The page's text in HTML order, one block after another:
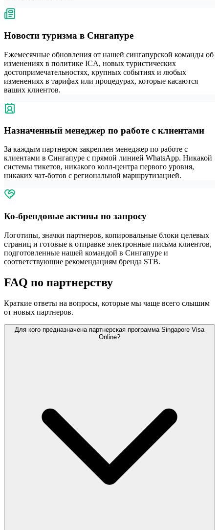
Новости туризма в Сингапуре
Ежемесячные обновления от нашей сингапурской команды об
изменениях в политике ICA, новых туристических
достопримечательностях, крупных событиях и любых
изменениях в тарифах или процедурах, которые касаются
ваших клиентов.
Назначенный менеджер по работе с клиентами
За каждым партнером закреплен менеджер по работе с
клиентами в Сингапуре с прямой линией WhatsApp. Никакой
системы тикетов, никакого колл-центра первого уровня,
никаких чат-ботов с региональной маршрутизацией.
Ко-брендовые активы по запросу
Логотипы, значки партнеров, копировальные блоки целевых
страниц и готовые к отправке электронные письма клиентов,
подготовленные нашей командой в Сингапуре и
соответствующие рекомендациям бренда STB.
FAQ по партнерству
Краткие ответы на вопросы, которые мы чаще всего слышим
от новых партнеров.
Для кого предназначена партнерская программа Singapore Visa
Online?